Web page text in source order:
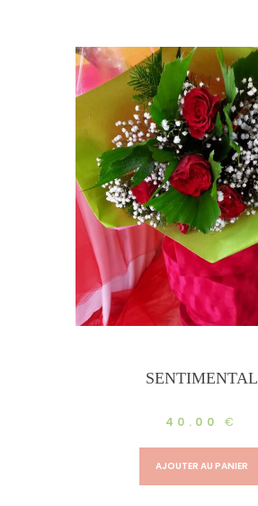
SENTIMENTAL
40.00 €
AJOUTER AU PANIER